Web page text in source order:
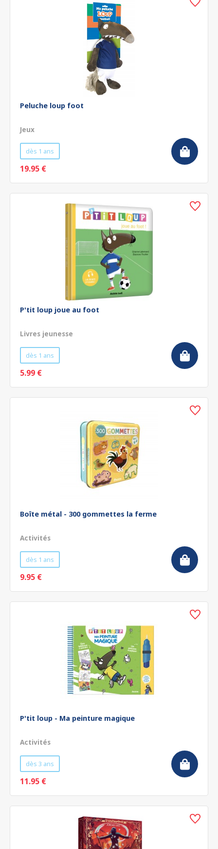
Peluche loup foot
Jeux
dès 1 ans
19.95 €
P'tit loup joue au foot
Livres jeunesse
dès 1 ans
5.99 €
Boîte métal - 300 gommettes la ferme
Activités
dès 1 ans
9.95 €
P'tit loup - Ma peinture magique
Activités
dès 3 ans
11.95 €